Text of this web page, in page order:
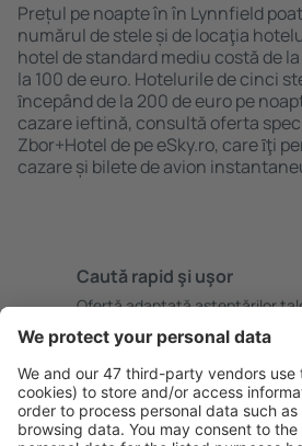
Prețul pe noapte în în Lynnfield
numărul de stele și de locaţia
hotel de standard mediu costă de
la 100 de euro. Hotelurile de cinci
ȋncepând de la 200 de euro pe
cazare ieftină, consultă oferta
Zbor+Hotel de pe eSky.ro, care ȋţi
cazare și bilete de avion
Caută rapid şi uşor
Ofertă adaptată aşteptărilor
Planifică ȋn siguranţă
Rezervare fără griji cu opțiune